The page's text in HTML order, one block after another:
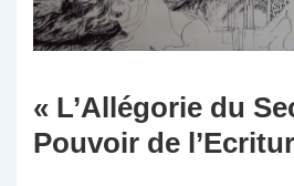
« L’Allégorie du
Pouvoir de